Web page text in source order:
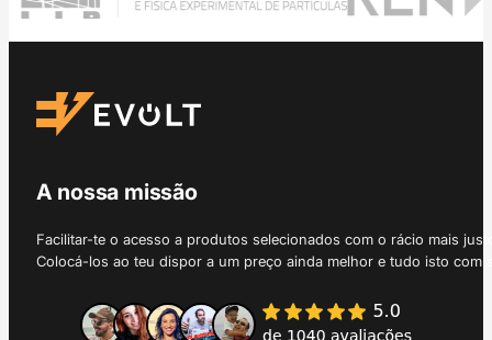
A nossa missão
Facilitar-te o acesso a produtos selecionados com o rácio mais
Colocá-los ao teu dispor a um preço ainda melhor e tudo isto